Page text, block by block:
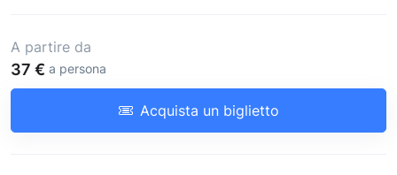
A partire da
37 € a persona
Acquista un biglietto